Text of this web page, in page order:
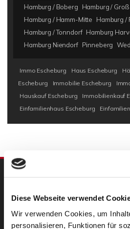
Diese Webseite verwendet
Wir verwenden Cookies, um
personalisieren, Funktionen für
Hamburg / Boberg
Hamburg /
Hamburg / Hamm-Mitte
Hamburg /
Hamburg / Tonndorf Hamburg
Hamburg Niendorf Pinneberg
Immo Escheburg Haus Escheburg
Escheburg
Immobilie Escheburg
Hauskauf Escheburg
Immobilienkauf
Einfamilienhaus Escheburg